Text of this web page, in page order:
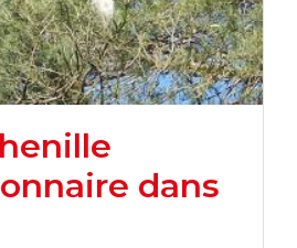
dans